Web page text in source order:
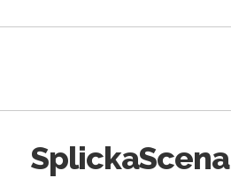
SplickaScena